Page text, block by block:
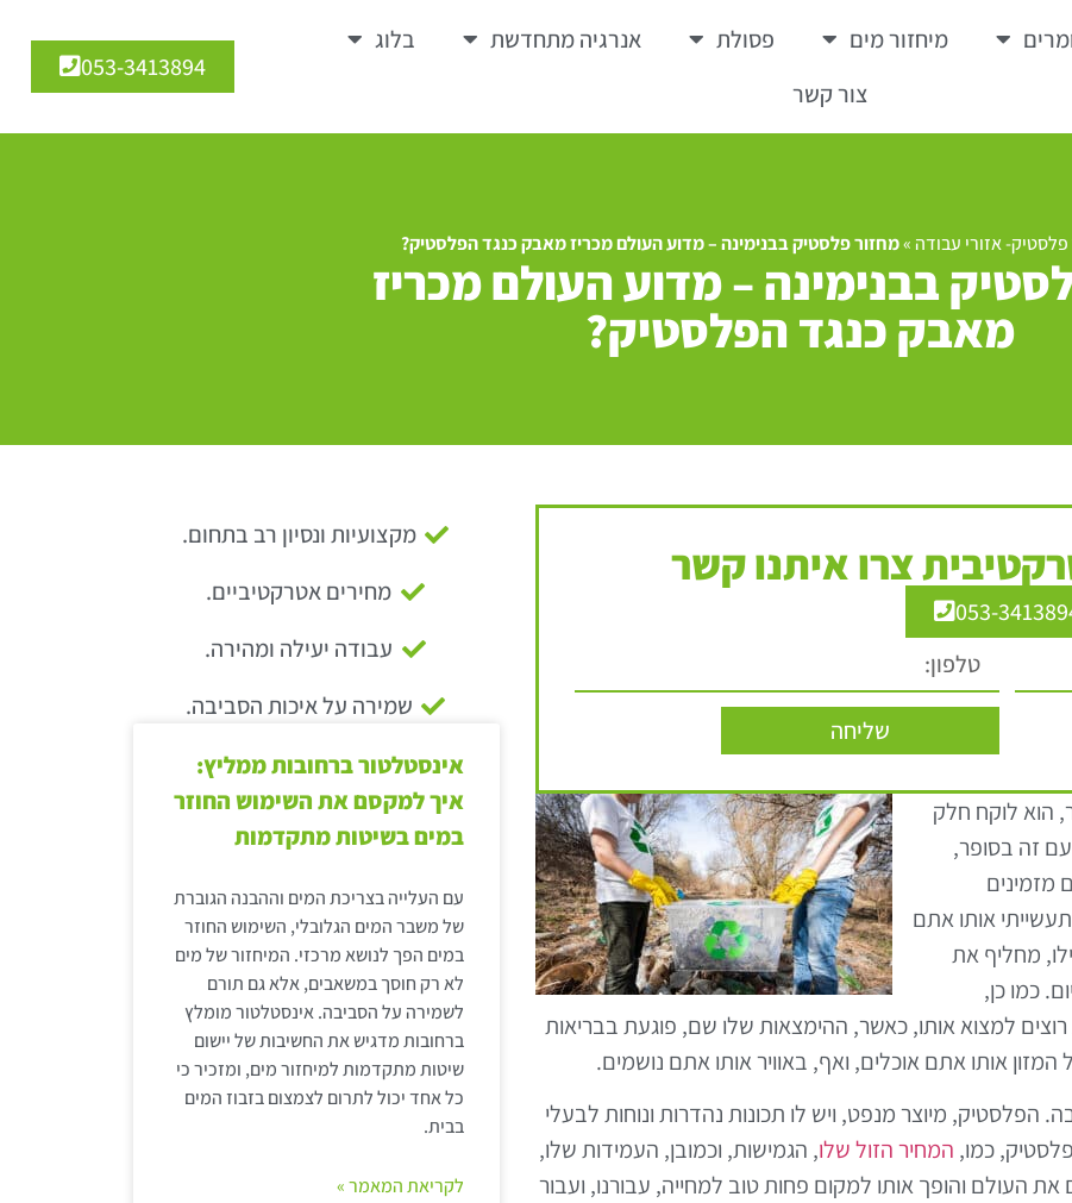
מיחזור מים פסולת אנרגיה מתחדשת
בלוג
צור קשר
053-3413894
פלסטיק- אזורי עבודה »מחזור פלסטיק בבנימינה – מדוע העולם מכריז מאבק כנגד הפלסטיק?
בבנימינה – מדוע העולם מכריז
מאבק כנגד הפלסטיק?
צרו איתנו קשר
053-
שליחה
הוא לוקח חלק
זה בסופר,
מזמינים
אותו אתם
מחליף את
כמו כן,
למצוא אותו, כאשר, ההימצאות שלו שם, פוגעת בבריאות
אותו אתם אוכלים, ואף, באוויר אותו אתם נושמים.
הפלסטיק, מיוצר מנפט, ויש לו תכונות נהדרות ונוחות לבעלי
כמו, המחיר הזול שלו, הגמישות, וכמובן, העמידות שלו,
העולם והופך אותו למקום פחות טוב למחייה, עבורנו, ועבור
מקצועיות ונסיון רב בתחום.
מחירים אטרקטיביים.
עבודה יעילה ומהירה.
שמירה על איכות הסביבה.
אינסטלטור ברחובות ממליץ:
איך למקסם את השימוש החוזר
במים בשיטות מתקדמות
עם העלייה בצריכת המים וההבנה הגוברת
של משבר המים הגלובלי, השימוש החוזר
במים הפך לנושא מרכזי. המיחזור של מים
לא רק חוסך במשאבים, אלא גם תורם
לשמירה על הסביבה. אינסטלטור מומלץ
ברחובות מדגיש את החשיבות של יישום
שיטות מתקדמות למיחזור מים, ומזכיר כי
כל אחד יכול לתרום לצמצום בזבוז המים
בבית.
לקריאת המאמר »